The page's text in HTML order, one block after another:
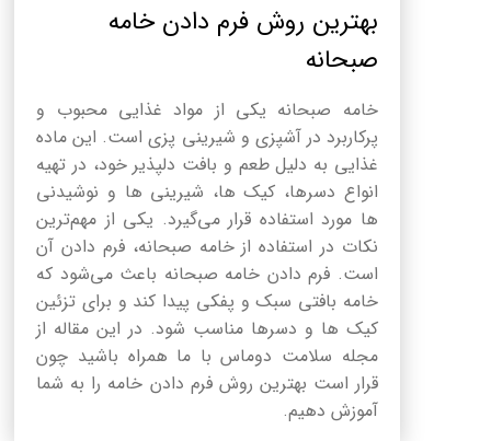
بهترین روش فرم دادن خامه
صبحانه
خامه صبحانه یکی از مواد غذایی محبوب و
پرکاربرد در آشپزی و شیرینی پزی است. این ماده
غذایی به دلیل طعم و بافت دلپذیر خود، در تهیه
انواع دسرها، کیک ها، شیرینی ها و نوشیدنی
ها مورد استفاده قرار می‌گیرد. یکی از مهم‌ترین
نکات در استفاده از خامه صبحانه، فرم دادن آن
است. فرم دادن خامه صبحانه باعث می‌شود که
خامه بافتی سبک و پفکی پیدا کند و برای تزئین
کیک ها و دسرها مناسب شود. در این مقاله از
مجله سلامت دوماس با ما همراه باشید چون
قرار است بهترین روش فرم دادن خامه را به شما
آموزش دهیم.